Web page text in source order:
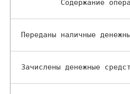
Содержание
Переданы наличные
Зачислены